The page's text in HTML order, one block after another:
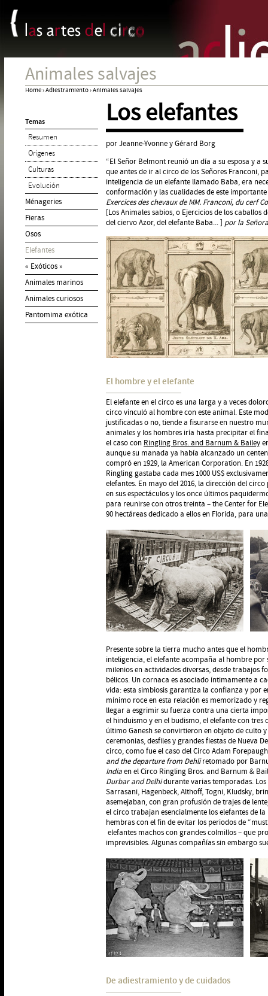
Animales salvajes
are
here
Home›Adiestramiento›Animales salvajes
Temas
Resumen
Orígenes
Culturas
Evolución
Ménageries
Fieras
Osos
Elefantes
« Exóticos »
Animales marinos
Animales curiosos
Pantomima exótica
Los elefantes
por Jeanne-Yvonne y Gérard Borg
“El Señor Belmont reunió un día a su esposa y a
que antes de ir al circo de los Señores Franconi,
inteligencia de un elefante llamado Baba, era
conformación y las cualidades de este
Exercices des chevaux de MM. Franconi, du cerf
[Los Animales sabios, o Ejercicios de los caballos
del ciervo Azor, del elefante Baba... ] por la
El hombre y el elefante
El elefante en el circo es una larga y a veces
circo vinculó al hombre con este animal. Este
justificadas o no, tiende a fisurarse en nuestro
animales y los hombres iría hasta precipitar el
el caso con Ringling Bros. and Barnum & Bailey
aunque su manada ya había alcanzado un
compró en 1929, la American Corporation. En
Ringling gastaba cada mes 1000 US$
elefantes. En mayo del 2016, la dirección del
en sus espectáculos y los once últimos
para reunirse con otros treinta – the Center for
90 hectáreas dedicado a ellos en Florida, para
Presente sobre la tierra mucho antes que el
inteligencia, el elefante acompaña al hombre por
milenios en actividades diversas, desde trabajos
bélicos. Un cornaca es asociado íntimamente a
vida: esta simbiosis garantiza la confianza y por
mínimo roce en esta relación es memorizado y
llegar a esgrimir su fuerza contra una cierta
el hinduismo y en el budismo, el elefante con tres
último Ganesh se convirtieron en objeto de culto
ceremonias, desfiles y grandes fiestas de Nueva
circo, como fue el caso del Circo Adam
and the departure from Dehliretomado por
Indiaen el Circo Ringling Bros. and Barnum &
Durbar and Delhidurante varias temporadas.
Sarrasani, Hagenbeck, Althoff, Togni, Kludsky,
asemejaban, con gran profusión de trajes de
el circo trabajan esencialmente los elefantes de
hembras con el fin de evitar los periodos de
elefantes machos con grandes colmillos – que
imprevisibles. Algunas compañías sin embargo
De adiestramiento y de cuidados
Panel de gestión de cookies